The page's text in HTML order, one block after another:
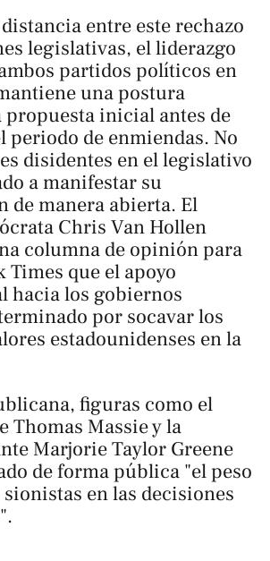
entre este rechazo
legislativas, el liderazgo
partidos políticos en
una postura
propuesta inicial antes de
periodo de enmiendas. No
disidentes en el legislativo
a manifestar su
de manera abierta. El
Chris Van Hollen
columna de opinión para
Times que el apoyo
hacia los gobiernos
por socavar los
estadounidenses en la
figuras como el
Thomas Massie y la
Marjorie Taylor Greene
de forma pública "el peso
en las decisiones